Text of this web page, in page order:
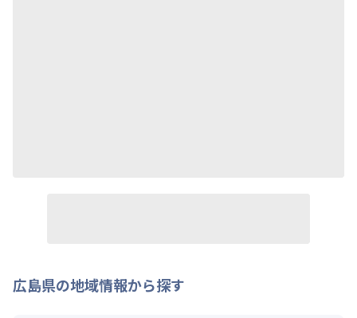
広島県の地域情報から探す